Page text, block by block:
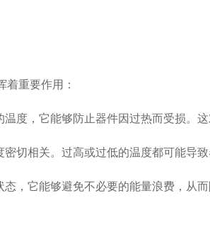
重要作用：
，它能够防止器件因过热而受损。这
相关。过高或过低的温度都可能导
它能够避免不必要的能量浪费，从而